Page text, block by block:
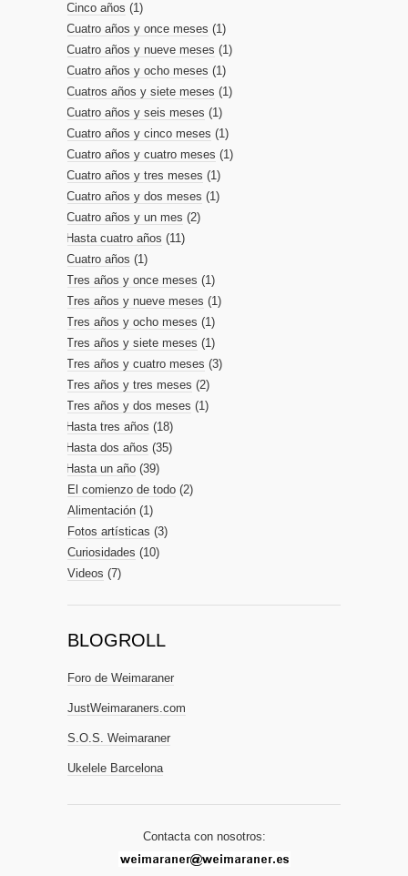
Cinco años (1)
Cuatro años y once meses (1)
Cuatro años y nueve meses (1)
Cuatro años y ocho meses (1)
Cuatros años y siete meses (1)
Cuatro años y seis meses (1)
Cuatro años y cinco meses (1)
Cuatro años y cuatro meses (1)
Cuatro años y tres meses (1)
Cuatro años y dos meses (1)
Cuatro años y un mes (2)
Hasta cuatro años (11)
Cuatro años (1)
Tres años y once meses (1)
Tres años y nueve meses (1)
Tres años y ocho meses (1)
Tres años y siete meses (1)
Tres años y cuatro meses (3)
Tres años y tres meses (2)
Tres años y dos meses (1)
Hasta tres años (18)
Hasta dos años (35)
Hasta un año (39)
El comienzo de todo (2)
Alimentación (1)
Fotos artísticas (3)
Curiosidades (10)
Videos (7)
BLOGROLL
Foro de Weimaraner
JustWeimaraners.com
S.O.S. Weimaraner
Ukelele Barcelona
Contacta con nosotros: